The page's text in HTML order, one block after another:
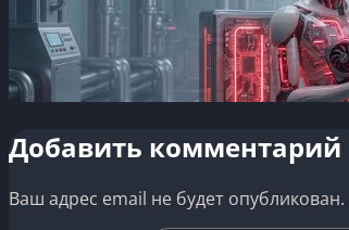
Добавить комментарий
Ваш адрес email не будет опубликован.